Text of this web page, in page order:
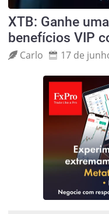
XTB: Ganhe
benefícios VIP
Carlo 17 de